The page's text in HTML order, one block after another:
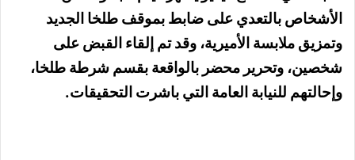
الأشخاص بالتعدي على ضابط بموقف طلخا الجديد
وتمزيق ملابسة الأميرية، وقد تم إلقاء القبض على
شخصين، وتحرير محضر بالواقعة بقسم شرطة طلخا،
وإحالتهم للنيابة العامة التي باشرت التحقيقات.